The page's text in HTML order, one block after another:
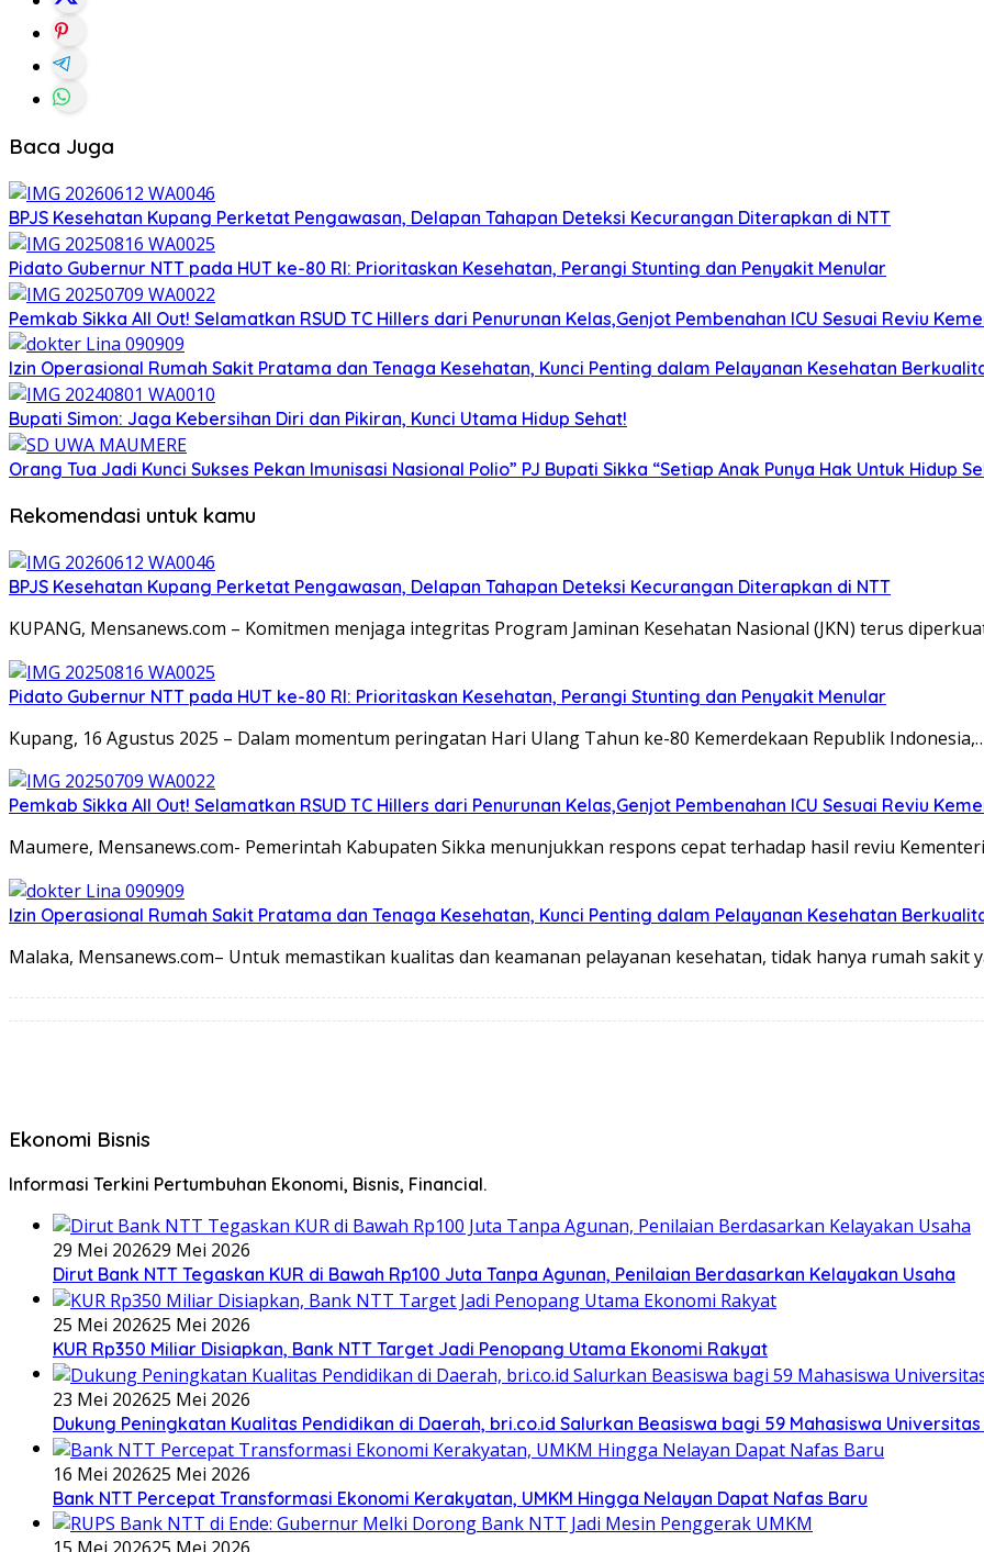
Baca Juga
BPJS Kesehatan Kupang Perketat Pengawasan, Delapan Tahapan Deteksi Kecurangan Diterapkan di NTT
Pidato Gubernur NTT pada HUT ke-80 RI: Prioritaskan Kesehatan, Perangi Stunting dan Penyakit Menular
Pemkab Sikka All Out! Selamatkan RSUD TC Hillers dari Penurunan Kelas,Genjot Pembenahan ICU Sesuai Reviu
Izin Operasional Rumah Sakit Pratama dan Tenaga Kesehatan, Kunci Penting dalam Pelayanan Kesehatan
Bupati Simon: Jaga Kebersihan Diri dan Pikiran, Kunci Utama Hidup Sehat!
Orang Tua Jadi Kunci Sukses Pekan Imunisasi Nasional Polio” PJ Bupati Sikka “Setiap Anak Punya Hak Untuk Hidup
Rekomendasi untuk kamu
BPJS Kesehatan Kupang Perketat Pengawasan, Delapan Tahapan Deteksi Kecurangan Diterapkan di NTT
KUPANG, Mensanews.com – Komitmen menjaga integritas Program Jaminan Kesehatan Nasional (JKN) terus
Pidato Gubernur NTT pada HUT ke-80 RI: Prioritaskan Kesehatan, Perangi Stunting dan Penyakit Menular
Kupang, 16 Agustus 2025 – Dalam momentum peringatan Hari Ulang Tahun ke-80 Kemerdekaan Republik
Pemkab Sikka All Out! Selamatkan RSUD TC Hillers dari Penurunan Kelas,Genjot Pembenahan ICU Sesuai Reviu
Maumere, Mensanews.com- Pemerintah Kabupaten Sikka menunjukkan respons cepat terhadap hasil reviu
Izin Operasional Rumah Sakit Pratama dan Tenaga Kesehatan, Kunci Penting dalam Pelayanan Kesehatan
Malaka, Mensanews.com– Untuk memastikan kualitas dan keamanan pelayanan kesehatan, tidak hanya rumah sakit
Ekonomi Bisnis
Informasi Terkini Pertumbuhan Ekonomi, Bisnis, Financial.
29 Mei 202629 Mei 2026
Dirut Bank NTT Tegaskan KUR di Bawah Rp100 Juta Tanpa Agunan, Penilaian Berdasarkan Kelayakan Usaha
25 Mei 202625 Mei 2026
KUR Rp350 Miliar Disiapkan, Bank NTT Target Jadi Penopang Utama Ekonomi Rakyat
23 Mei 202625 Mei 2026
Dukung Peningkatan Kualitas Pendidikan di Daerah, bri.co.id Salurkan Beasiswa bagi 59 Mahasiswa
16 Mei 202625 Mei 2026
Bank NTT Percepat Transformasi Ekonomi Kerakyatan, UMKM Hingga Nelayan Dapat Nafas Baru